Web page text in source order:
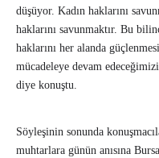
düşüyor. Kadın haklarını
haklarını savunmaktır. Bu
haklarını her alanda
mücadeleye devam
diye konuştu.
Söyleşinin sonunda
muhtarlara günün anısına